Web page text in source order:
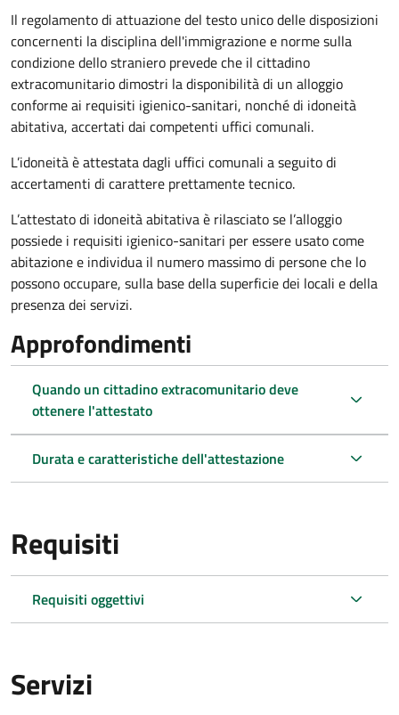
Il regolamento di attuazione del testo unico delle disposizioni
concernenti la disciplina dell'immigrazione e norme sulla
condizione dello straniero prevede che il cittadino
extracomunitario dimostri la disponibilità di un alloggio
conforme ai requisiti igienico-sanitari, nonché di idoneità
abitativa, accertati dai competenti uffici comunali.
L’idoneità è attestata dagli uffici comunali a seguito di
accertamenti di carattere prettamente tecnico.
L’attestato di idoneità abitativa è rilasciato se l’alloggio
possiede i requisiti igienico-sanitari per essere usato come
abitazione e individua il numero massimo di persone che lo
possono occupare, sulla base della superficie dei locali e della
presenza dei servizi.
Approfondimenti
Quando un cittadino extracomunitario deve
ottenere l'attestato
Durata e caratteristiche dell'attestazione
Requisiti
Requisiti oggettivi
Servizi